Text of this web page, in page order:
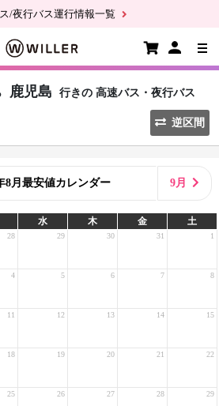
/夜行バス運行情報一覧
鹿児島 行きの 高速バス・夜行バス
逆区間
8月最安値カレンダー 9月
水 木 金 土
28 29 30 31 1
4 5 6 7 8
11 12 13 14 15
18 19 20 21 22
25 26 27 28 29